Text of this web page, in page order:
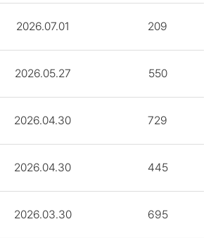
2026.07.01 209
2026.05.27 550
2026.04.30 729
2026.04.30 445
2026.03.30 695